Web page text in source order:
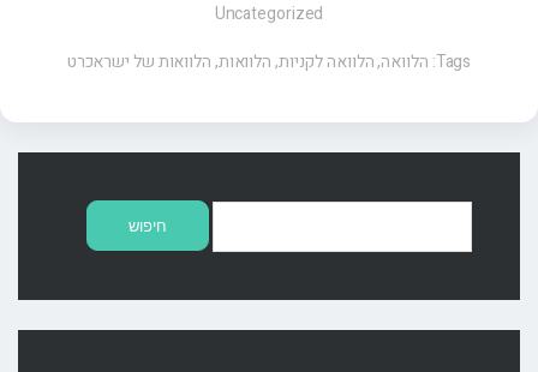
Uncategorized
Tags: הלוואה,הלוואה לקניות,הלוואות,הלוואות של ישראכרט
חיפוש: